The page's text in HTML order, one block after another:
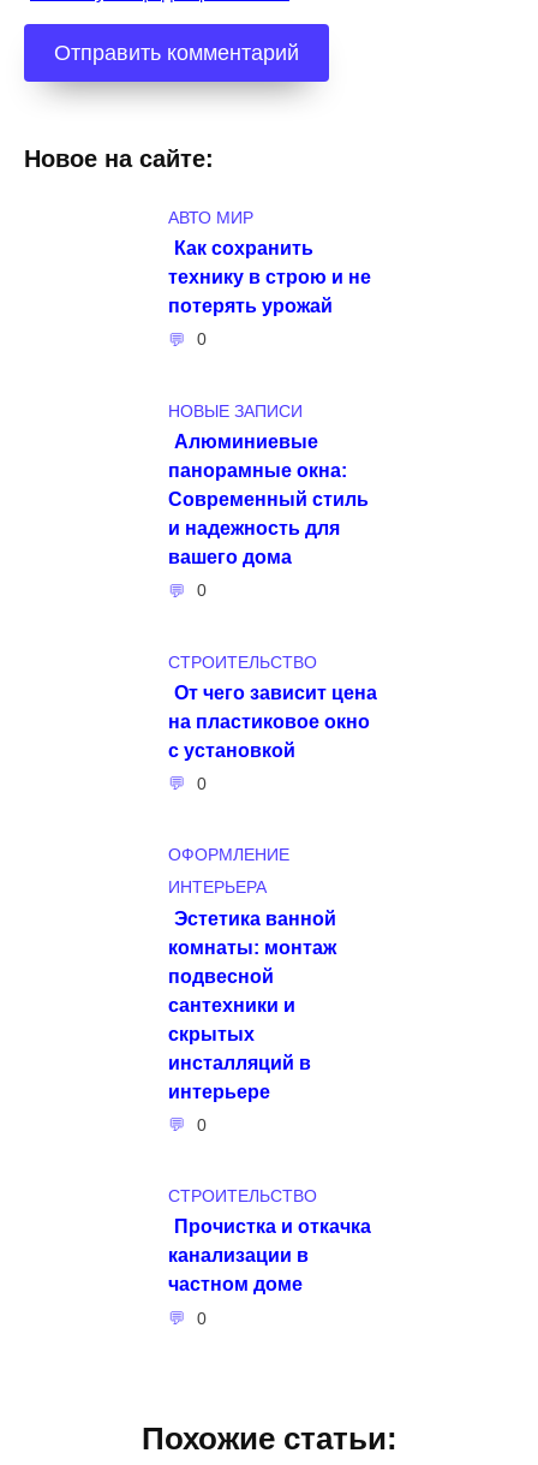
Новое на сайте:
АВТО МИР
Как сохранить
технику в строю и не
потерять урожай
0
НОВЫЕ ЗАПИСИ
Алюминиевые
панорамные окна:
Современный стиль
и надежность для
вашего дома
0
СТРОИТЕЛЬСТВО
От чего зависит цена
на пластиковое окно
с установкой
0
ОФОРМЛЕНИЕ
ИНТЕРЬЕРА
Эстетика ванной
комнаты: монтаж
подвесной
сантехники и
скрытых
инсталляций в
интерьере
0
СТРОИТЕЛЬСТВО
Прочистка и откачка
канализации в
частном доме
0
Похожие статьи: